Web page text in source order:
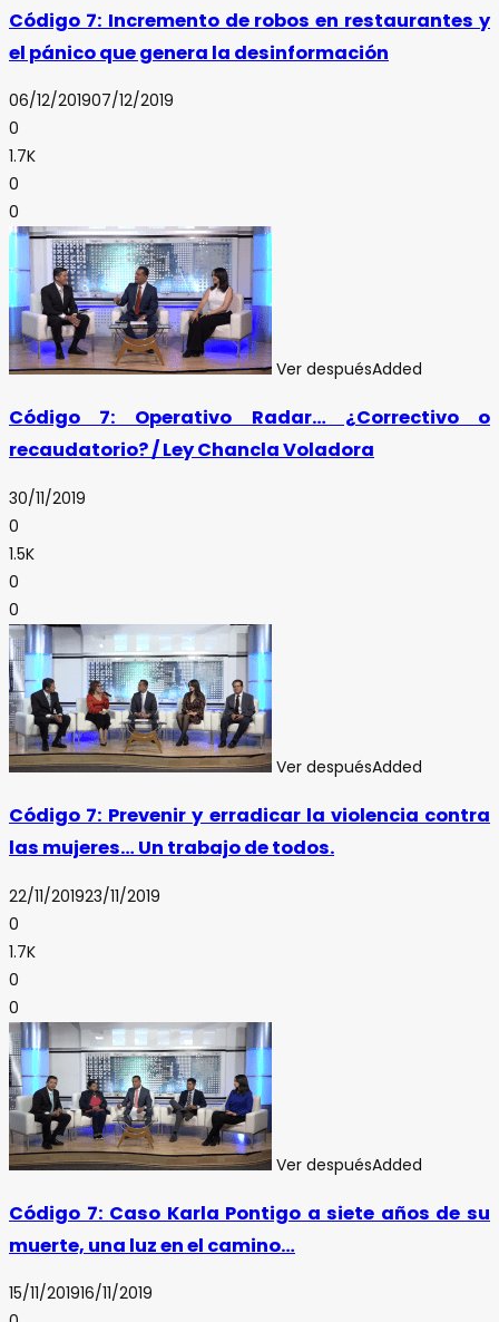
Código 7: Incremento de robos en restaurantes y
el pánico que genera la desinformación
06/12/201907/12/2019
0
1.7K
0
0
Ver despuésAdded
Código 7: Operativo Radar… ¿Correctivo o
recaudatorio? / Ley Chancla Voladora
30/11/2019
0
1.5K
0
0
Ver despuésAdded
Código 7: Prevenir y erradicar la violencia contra
las mujeres… Un trabajo de todos.
22/11/201923/11/2019
0
1.7K
0
0
Ver despuésAdded
Código 7: Caso Karla Pontigo a siete años de su
muerte, una luz en el camino…
15/11/201916/11/2019